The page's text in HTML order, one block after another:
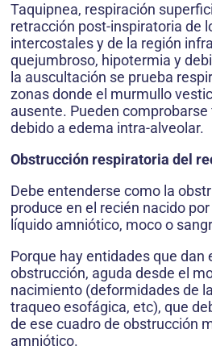
Taquipnea, respiración
retracción post-inspiratoria de
intercostales y de la región
quejumbroso, hipotermia y
la auscultación se prueba
zonas donde el murmullo
ausente. Pueden
debido a edema intra-alveolar.
Obstrucción respiratoria del
Debe entenderse como la
produce en el recién nacido
líquido amniótico, moco o
Porque hay entidades que dan
obstrucción, aguda desde el
nacimiento (deformidades de
traqueo esofágica, etc), que
de ese cuadro de obstrucción
amniótico.